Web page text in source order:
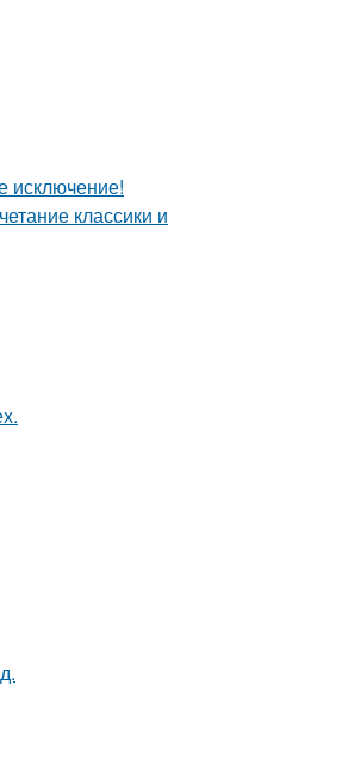
исключение!
классики и